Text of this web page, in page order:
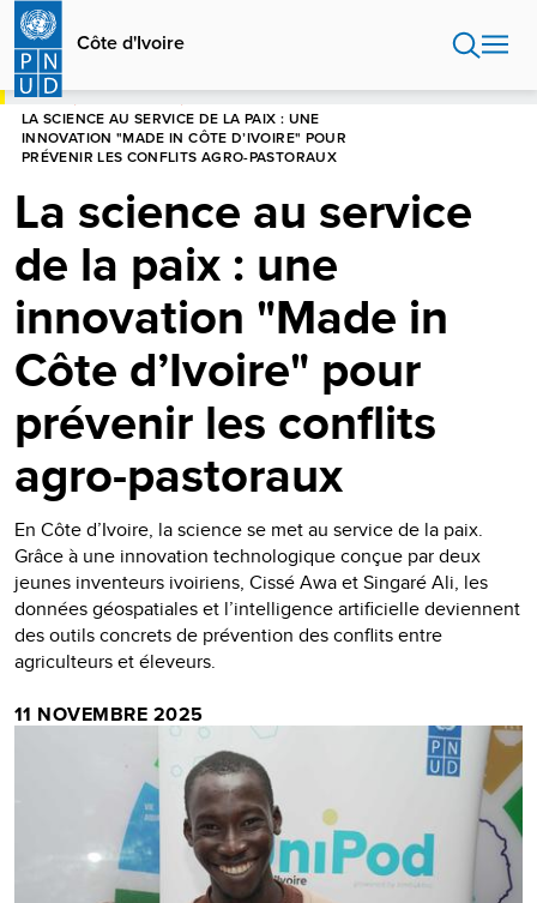
Aller
contenu
principal
Côte d'Ivoire
HOME
LA SCIENCE AU SERVICE DE LA PAIX : UNE
INNOVATION "MADE IN CÔTE D’IVOIRE" POUR
PRÉVENIR LES CONFLITS AGRO-PASTORAUX
La science au service
de la paix : une
innovation "Made in
Côte d’Ivoire" pour
prévenir les conflits
agro-pastoraux
En Côte d’Ivoire, la science se met au service de la paix.
Grâce à une innovation technologique conçue par deux
jeunes inventeurs ivoiriens, Cissé Awa et Singaré Ali, les
données géospatiales et l’intelligence artificielle deviennent
des outils concrets de prévention des conflits entre
agriculteurs et éleveurs.
11 NOVEMBRE 2025